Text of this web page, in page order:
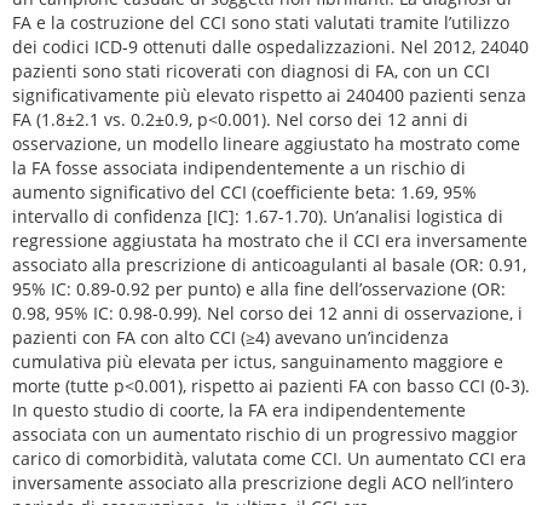
FA e la costruzione del CCI sono stati valutati tramite l’utilizzo
dei codici ICD-9 ottenuti dalle ospedalizzazioni. Nel 2012, 24040
pazienti sono stati ricoverati con diagnosi di FA, con un CCI
significativamente più elevato rispetto ai 240400 pazienti senza
FA (1.8±2.1 vs. 0.2±0.9, p<0.001). Nel corso dei 12 anni di
osservazione, un modello lineare aggiustato ha mostrato come
la FA fosse associata indipendentemente a un rischio di
aumento significativo del CCI (coefficiente beta: 1.69, 95%
intervallo di confidenza [IC]: 1.67-1.70). Un’analisi logistica di
regressione aggiustata ha mostrato che il CCI era inversamente
associato alla prescrizione di anticoagulanti al basale (OR: 0.91,
95% IC: 0.89-0.92 per punto) e alla fine dell’osservazione (OR:
0.98, 95% IC: 0.98-0.99). Nel corso dei 12 anni di osservazione, i
pazienti con FA con alto CCI (≥4) avevano un’incidenza
cumulativa più elevata per ictus, sanguinamento maggiore e
morte (tutte p<0.001), rispetto ai pazienti FA con basso CCI (0-3).
In questo studio di coorte, la FA era indipendentemente
associata con un aumentato rischio di un progressivo maggior
carico di comorbidità, valutata come CCI. Un aumentato CCI era
inversamente associato alla prescrizione degli ACO nell’intero